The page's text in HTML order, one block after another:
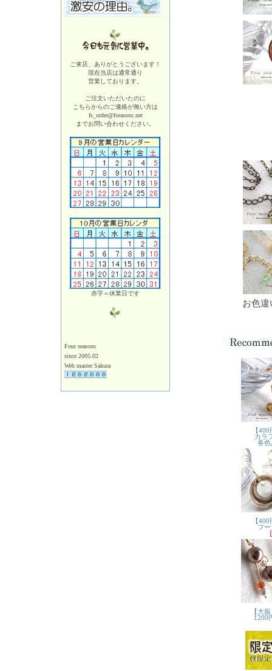
ご来店、ありがとうございます！
現在当店は通常通り
営業しております。
ご注文いただいたのに
こちらからのご連絡が無い方は
fs_order@fseasons.net
までお問い合わせください。
赤字＝休業日です
Four seasons
since 2005.02
Web master Sakura
お色